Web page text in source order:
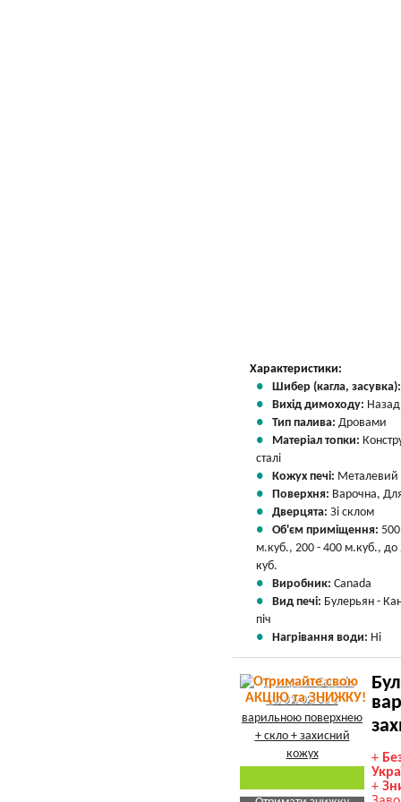
Характеристики:
Шибер (кагла,
Вихід димоходу: Назад
Тип палива: Дровами
Матеріал топки:
сталі
Кожух печі: Металевий
Поверхня: Варочна, Для
Дверцята: Зі склом
Об'єм приміщення:
м.куб., 200 - 400 м.куб., до
куб.
Виробник: Canada
Вид печі: Булерьян -
піч
Нагрівання води: Ні
Отримайте свою
АКЦІЮ та ЗНИЖКУ!
+
+